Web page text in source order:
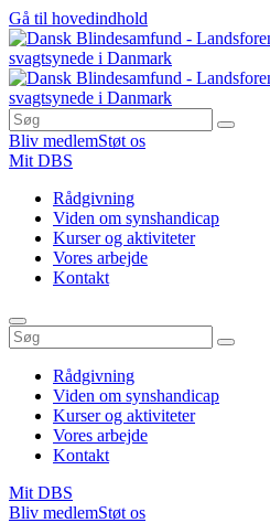
Gå til hovedindhold
Bliv medlemStøt os
Mit DBS
Rådgivning
Viden om synshandicap
Kurser og aktiviteter
Vores arbejde
Kontakt
Rådgivning
Viden om synshandicap
Kurser og aktiviteter
Vores arbejde
Kontakt
Mit DBS
Bliv medlemStøt os